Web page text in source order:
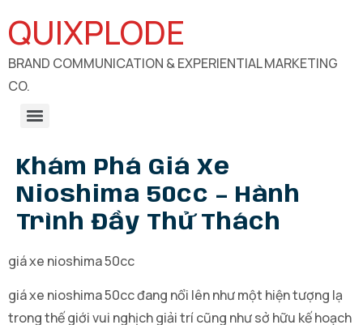
QUIXPLODE
BRAND COMMUNICATION & EXPERIENTIAL MARKETING
CO.
Khám Phá Giá Xe
Nioshima 50cc – Hành
Trình Đầy Thử Thách
giá xe nioshima 50cc
giá xe nioshima 50cc đang nổi lên như một hiện tượng lạ
trong thế giới vui nghịch giải trí cũng như sở hữu kế hoạch